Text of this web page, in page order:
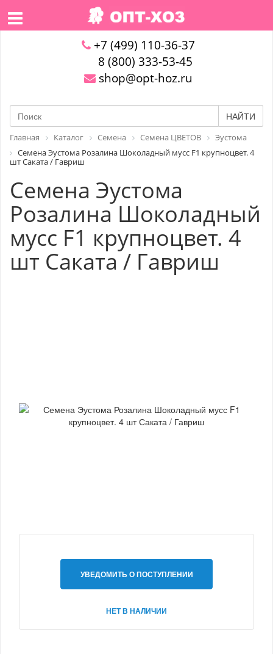
+7 (499) 110-36-37
8 (800) 333-53-45
shop@opt-hoz.ru
НАЙТИ
Главная Каталог Семена Семена ЦВЕТОВ
Эустома
Семена Эустома Розалина Шоколадный мусс F1 крупноцвет. 4
шт Саката / Гавриш
Семена Эустома
Розалина Шоколадный
мусс F1 крупноцвет. 4
шт Саката / Гавриш
УВЕДОМИТЬ О ПОСТУПЛЕНИИ
НЕТ В НАЛИЧИИ